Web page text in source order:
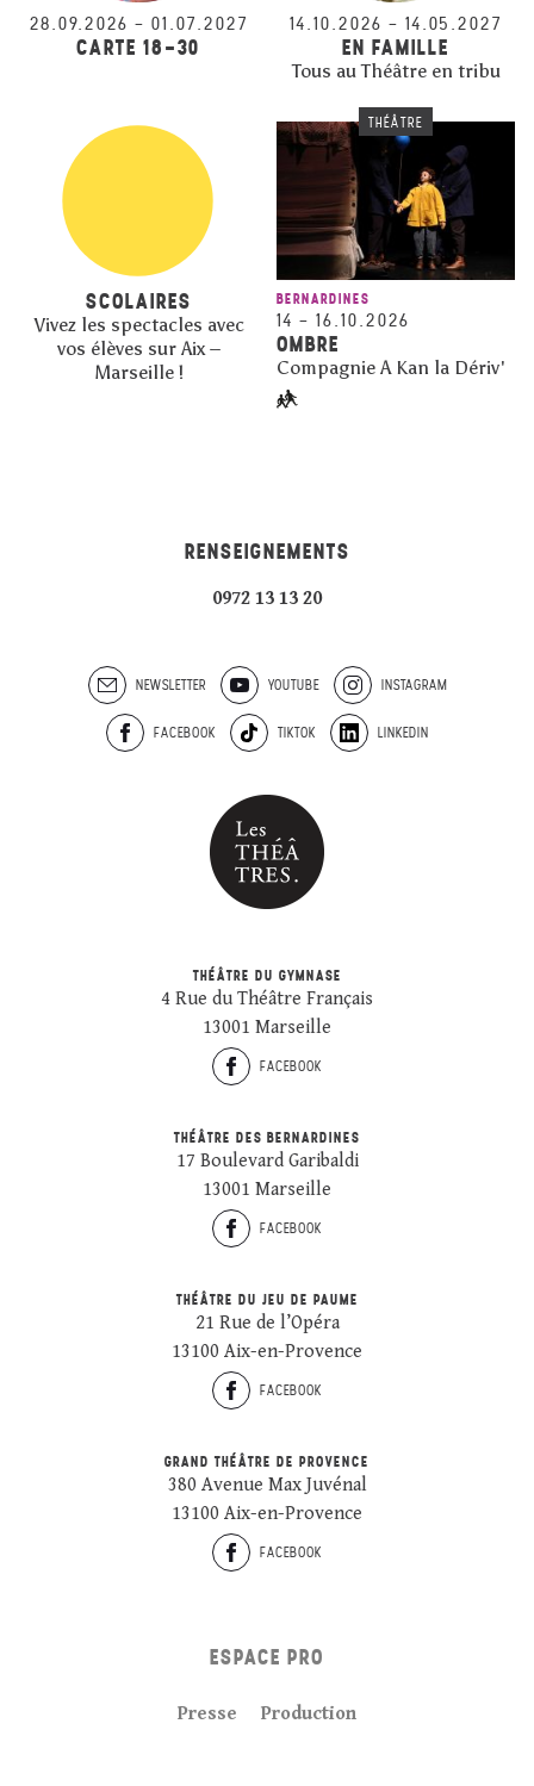
28.09.2026 – 01.07.2027
CARTE 18-30
14.10.2026 – 14.05.2027
EN FAMILLE
Tous au Théâtre en tribu
SCOLAIRES
Vivez les spectacles avec
vos élèves sur Aix –
Marseille !
THÉÂTRE
BERNARDINES
14 – 16.10.2026
OMBRE
Compagnie A Kan la Dériv'
RENSEIGNEMENTS
0972 13 13 20
NEWSLETTER YOUTUBE INSTAGRAM
FACEBOOK TIKTOK LINKEDIN
THÉÂTRE DU GYMNASE
4 Rue du Théâtre Français
13001 Marseille
FACEBOOK
THÉÂTRE DES BERNARDINES
17 Boulevard Garibaldi
13001 Marseille
FACEBOOK
THÉÂTRE DU JEU DE PAUME
21 Rue de l’Opéra
13100 Aix-en-Provence
FACEBOOK
GRAND THÉÂTRE DE PROVENCE
380 Avenue Max Juvénal
13100 Aix-en-Provence
FACEBOOK
ESPACE PRO
Presse Production